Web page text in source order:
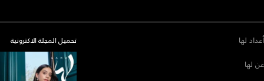
أعداد لها
عن لها
تحميل المجلة الاكترونية